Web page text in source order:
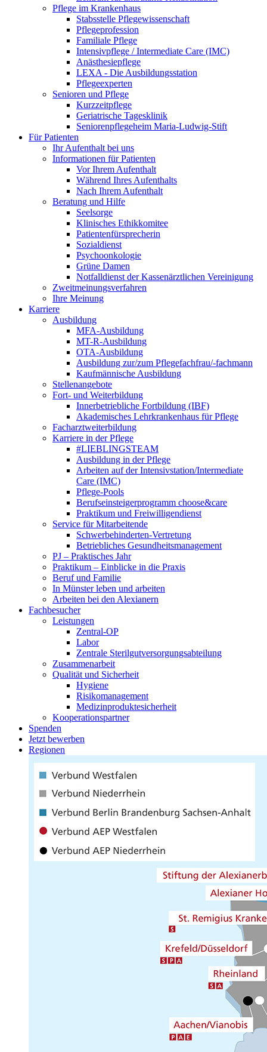
Pflege im Krankenhaus
Stabsstelle Pflegewissenschaft
Pflegeprofession
Familiale Pflege
Intensivpflege / Intermediate Care (IMC)
Anästhesiepflege
LEXA - Die Ausbildungsstation
Pflegeexperten
Senioren und Pflege
Kurzzeitpflege
Geriatrische Tagesklinik
Seniorenpflegeheim Maria-Ludwig-Stift
Für Patienten
Ihr Aufenthalt bei uns
Informationen für Patienten
Vor Ihrem Aufenthalt
Während Ihres Aufenthalts
Nach Ihrem Aufenthalt
Beratung und Hilfe
Seelsorge
Klinisches Ethikkomitee
Patientenfürsprecherin
Sozialdienst
Psychoonkologie
Grüne Damen
Notfalldienst der Kassenärztlichen Vereinigung
Zweitmeinungsverfahren
Ihre Meinung
Karriere
Ausbildung
MFA-Ausbildung
MT-R-Ausbildung
OTA-Ausbildung
Ausbildung zur/zum Pflegefachfrau/-fachmann
Kaufmännische Ausbildung
Stellenangebote
Fort- und Weiterbildung
Innerbetriebliche Fortbildung (IBF)
Akademisches Lehrkrankenhaus für Pflege
Facharztweiterbildung
Karriere in der Pflege
#LIEBLINGSTEAM
Ausbildung in der Pflege
Arbeiten auf der Intensivstation/Intermediate
Care (IMC)
Pflege-Pools
Berufseinsteigerprogramm choose&care
Praktikum und Freiwilligendienst
Service für Mitarbeitende
Schwerbehinderten-Vertretung
Betriebliches Gesundheitsmanagement
PJ – Praktisches Jahr
Praktikum – Einblicke in die Praxis
Beruf und Familie
In Münster leben und arbeiten
Arbeiten bei den Alexianern
Fachbesucher
Leistungen
Zentral-OP
Labor
Zentrale Sterilgutversorgungsabteilung
Zusammenarbeit
Qualität und Sicherheit
Hygiene
Risikomanagement
Medizinproduktesicherheit
Kooperationspartner
Spenden
Jetzt bewerben
Regionen